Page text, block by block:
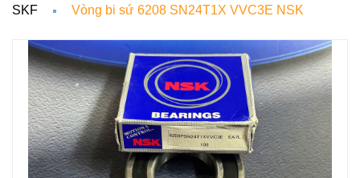
SKF
Vòng bi sứ 6208 SN24T1X VVC3E NSK